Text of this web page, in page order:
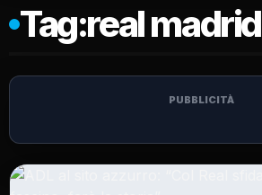
Tag:real madrid
PUBBLICITÀ